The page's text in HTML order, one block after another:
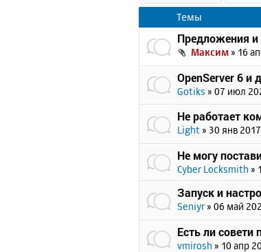
Темы
Предложения
Максим» 16
OpenServer 6 и
Gotiks » 07 июл
Не работает
Light » 30 янв
Не могу
Cyber Locksmith »
Запуск и
Seniyr » 06 май
Есть ли совети
vmirosh » 10 апр